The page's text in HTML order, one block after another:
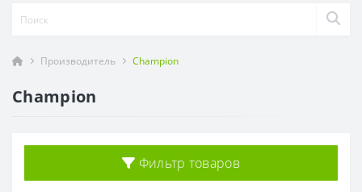
Производитель Champion
Champion
Фильтр товаров